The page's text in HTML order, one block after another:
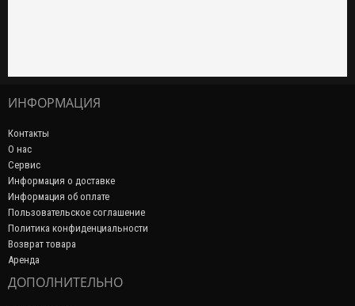
ИНФОРМАЦИЯ
Контакты
О нас
Сервис
Информация о доставке
Информация об оплате
Пользовательское соглашение
Политика конфиденциальности
Возврат товара
Аренда
ДОПОЛНИТЕЛЬНО